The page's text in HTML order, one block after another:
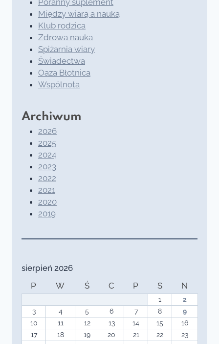
Poranny suplement
Między wiarą a nauką
Klub rodzica
Zdrowa nauka
Spiżarnia wiary
Świadectwa
Oaza Błotnica
Wspólnota
Archiwum
2026
2025
2024
2023
2022
2021
2020
2019
sierpień 2026
P
W Ś C P S N
1
2
3
4 5 6 7 8
9
10
11 12 13 14 15
16
17
18 19 20 21 22
23